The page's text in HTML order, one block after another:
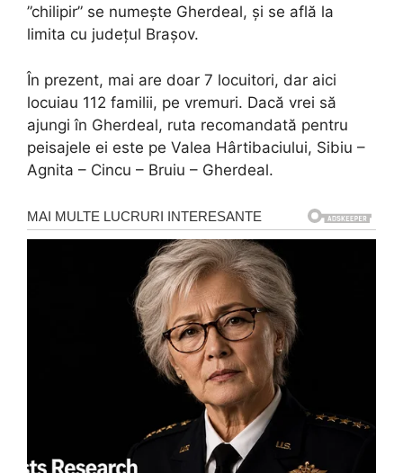
”chilipir” se numește Gherdeal, și se află la
limita cu județul Brașov.
În prezent, mai are doar 7 locuitori, dar aici
locuiau 112 familii, pe vremuri. Dacă vrei să
ajungi în Gherdeal, ruta recomandată pentru
peisajele ei este pe Valea Hârtibaciului, Sibiu –
Agnita – Cincu – Bruiu – Gherdeal.